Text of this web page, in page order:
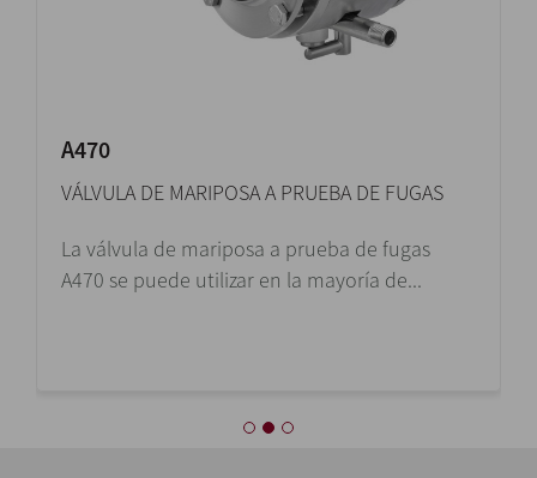
A470
VÁLVULA DE MARIPOSA A PRUEBA DE FUGAS
La válvula de mariposa a prueba de fugas
A470 se puede utilizar en la mayoría de...